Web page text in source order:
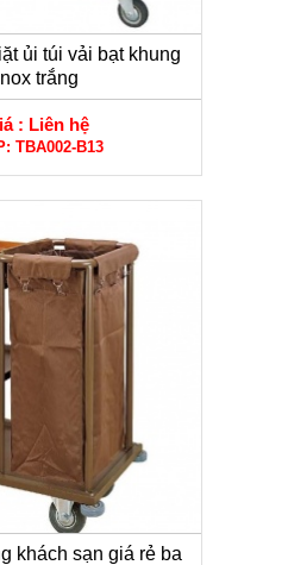
ủi túi vải bạt khung
trắng
: Liên hệ
TBA002-B13
khách sạn giá rẻ ba